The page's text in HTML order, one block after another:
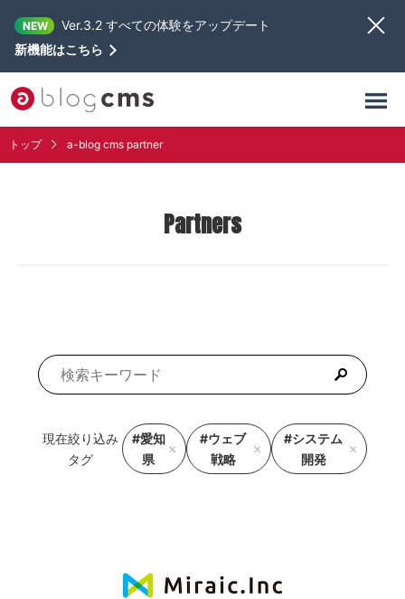
NEW
Ver.3.2 すべての体験をアップデート
新機能はこちら
トップ a-blog cms partner
Partners
現在絞り込み
タグ
#愛知
県
#ウェブ
戦略
#システム
開発